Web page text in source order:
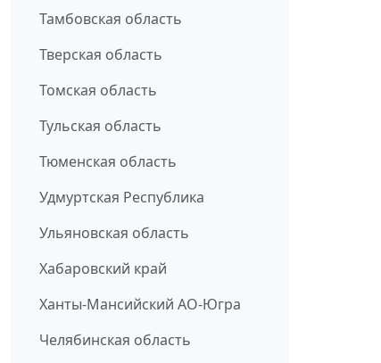
Тамбовская область
Тверская область
Томская область
Тульская область
Тюменская область
Удмуртская Республика
Ульяновская область
Хабаровский край
Ханты-Мансийский АО-Югра
Челябинская область